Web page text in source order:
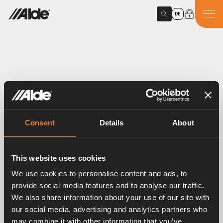
Consent Details About
This website uses cookies
We use cookies to personalise content and ads, to
provide social media features and to analyse our traffic.
We also share information about your use of our site with
our social media, advertising and analytics partners who
may combine it with other information that you’ve
DE
Raumthermostat 12 V
Article number:2772310
Raumthermostat für Elektropatrone 2772901.